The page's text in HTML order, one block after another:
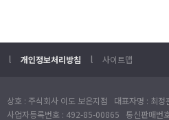
l 개인정보처리방침 l 사이트맵
상호 : 주식회사 이도 보은지점 대표자명 : 최
사업자등록번호 : 492-85-00865 통신판매